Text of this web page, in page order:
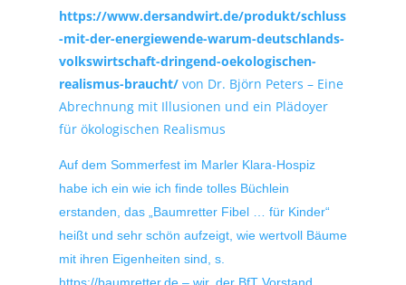
https://www.dersandwirt.de/produkt/schluss
-mit-der-energiewende-warum-deutschlands-
volkswirtschaft-dringend-oekologischen-
realismus-braucht/ von Dr. Björn Peters – Eine
Abrechnung mit Illusionen und ein Plädoyer
für ökologischen Realismus
Auf dem Sommerfest im Marler Klara-Hospiz
habe ich ein wie ich finde tolles Büchlein
erstanden, das „Baumretter Fibel … für Kinder“
heißt und sehr schön aufzeigt, wie wertvoll Bäume
mit ihren Eigenheiten sind, s.